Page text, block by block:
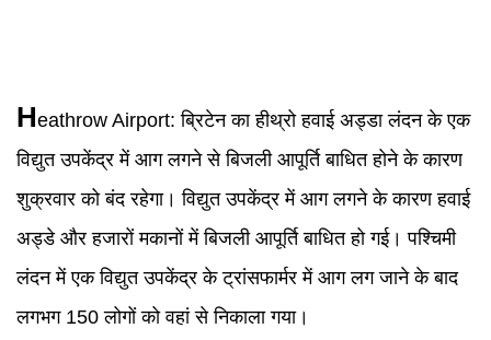
Heathrow Airport:ब्रिटेन का हीथ्रो हवाई अड्डा लंदन के एक
विद्युत उपकेंद्र में आग लगने से बिजली आपूर्ति बाधित होने के कारण
शुक्रवार को बंद रहेगा। विद्युत उपकेंद्र में आग लगने के कारण हवाई
अड्डे और हजारों मकानों में बिजली आपूर्ति बाधित हो गई। पश्चिमी
लंदन में एक विद्युत उपकेंद्र के ट्रांसफार्मर में आग लग जाने के बाद
लगभग 150 लोगों को वहां से निकाला गया।